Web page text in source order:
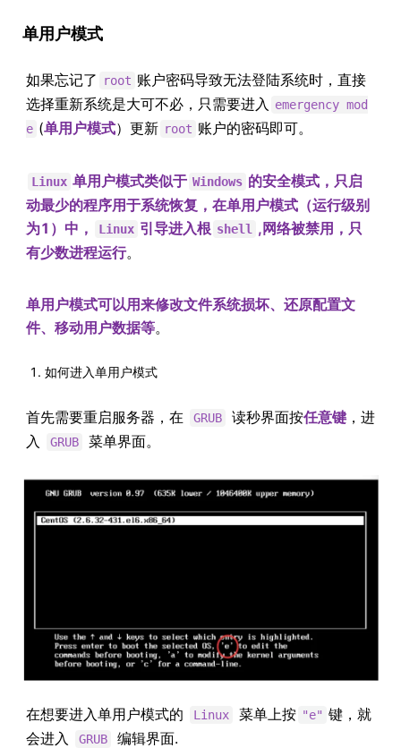
单用户模式
如果忘记了 root 账户密码导致无法登陆系统时，直接
选择重新系统是大可不必，只需要进入 emergency mod
e (单用户模式）更新 root 账户的密码即可。
Linux 单用户模式类似于 Windows 的安全模式，只启
动最少的程序用于系统恢复，在单用户模式（运行级别
为1）中，
Linux 引导进入根 shell ,网络被禁用，只
有少数进程运行。
单用户模式可以用来修改文件系统损坏、还原配置文
件、移动用户数据等。
如何进入单用户模式
首先需要重启服务器，在 GRUB 读秒界面按任意键 ，进
入
GRUB 菜单界面。
在想要进入单用户模式的 Linux 菜单上按 "e" 键，就
会进入
GRUB 编辑界面.